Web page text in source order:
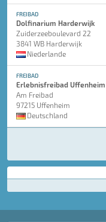
FREIBAD
Dolfinarium Harderwijk
Zuiderzeeboulevard 22
3841 WB Harderwijk
Niederlande
FREIBAD
Erlebnisfreibad Uffenheim
Am Freibad
97215 Uffenheim
Deutschland